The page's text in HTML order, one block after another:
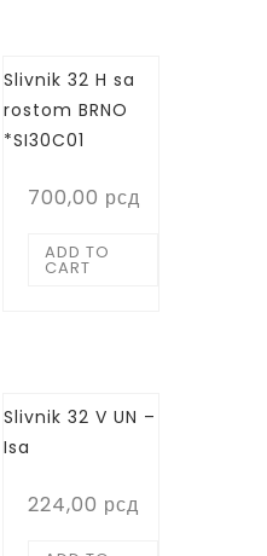
Slivnik 32 H sa
rostom BRNO
*SI30C01
700,00 рсд
ADD TO
CART
Slivnik 32 V UN –
Isa
224,00 рсд